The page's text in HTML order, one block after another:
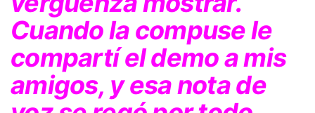
Cuando la compuse le
compartí el demo a mis
amigos, y esa nota de